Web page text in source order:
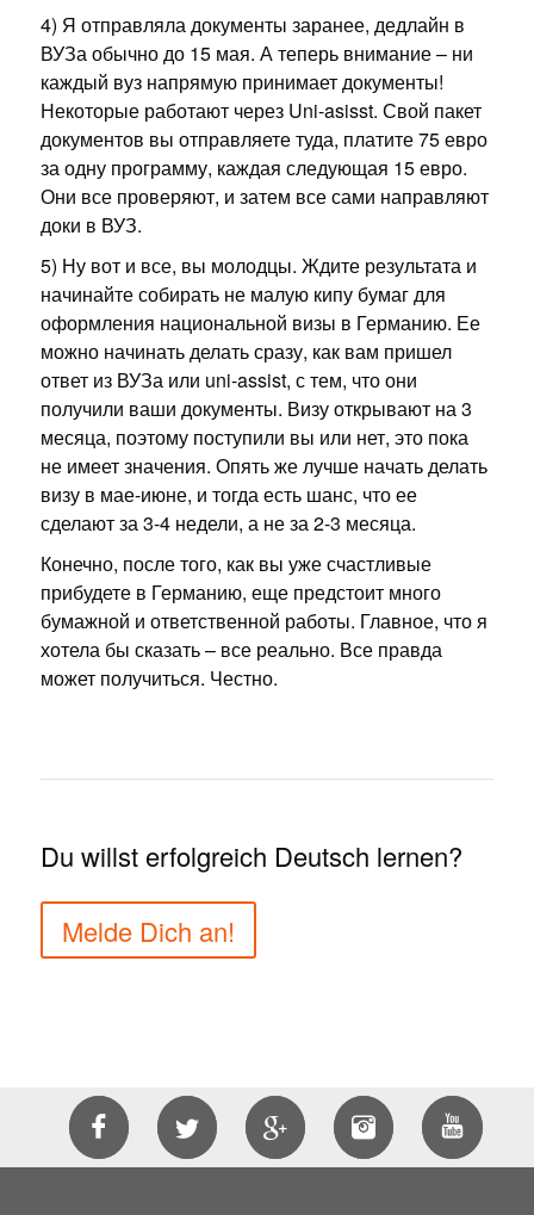
4) Я отправляла документы заранее, дедлайн в
ВУЗа обычно до 15 мая. А теперь внимание – ни
каждый вуз напрямую принимает документы!
Некоторые работают через Uni-asisst. Свой пакет
документов вы отправляете туда, платите 75 евро
за одну программу, каждая следующая 15 евро.
Они все проверяют, и затем все сами направляют
доки в ВУЗ.
5) Ну вот и все, вы молодцы. Ждите результата и
начинайте собирать не малую кипу бумаг для
оформления национальной визы в Германию. Ее
можно начинать делать сразу, как вам пришел
ответ из ВУЗа или uni-assist, с тем, что они
получили ваши документы. Визу открывают на 3
месяца, поэтому поступили вы или нет, это пока
не имеет значения. Опять же лучше начать делать
визу в мае-июне, и тогда есть шанс, что ее
сделают за 3-4 недели, а не за 2-3 месяца.
Конечно, после того, как вы уже счастливые
прибудете в Германию, еще предстоит много
бумажной и ответственной работы. Главное, что я
хотела бы сказать – все реально. Все правда
может получиться. Честно.
Du willst erfolgreich Deutsch lernen?
Melde Dich an!